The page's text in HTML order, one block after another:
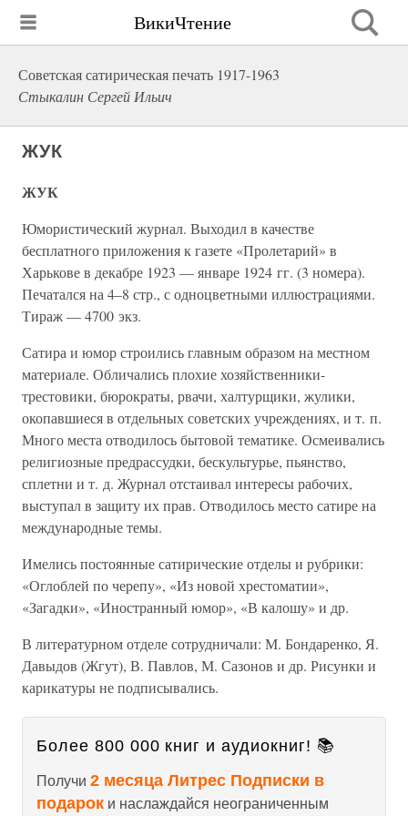
ВикиЧтение
Советская сатирическая печать 1917-1963
Стыкалин Сергей Ильич
ЖУК
ЖУК
Юмористический журнал. Выходил в качестве
бесплатного приложения к газете «Пролетарий» в
Харькове в декабре 1923 — январе 1924 гг. (3 номера).
Печатался на 4–8 стр., с одноцветными иллюстрациями.
Тираж — 4700 экз.
Сатира и юмор строились главным образом на местном
материале. Обличались плохие хозяйственники-
трестовики, бюрократы, рвачи, халтурщики, жулики,
окопавшиеся в отдельных советских учреждениях, и т. п.
Много места отводилось бытовой тематике. Осмеивались
религиозные предрассудки, бескультурье, пьянство,
сплетни и т. д. Журнал отстаивал интересы рабочих,
выступал в защиту их прав. Отводилось место сатире на
международные темы.
Имелись постоянные сатирические отделы и рубрики:
«Оглоблей по черепу», «Из новой хрестоматии»,
«Загадки», «Иностранный юмор», «В калошу» и др.
В литературном отделе сотрудничали: М. Бондаренко, Я.
Давыдов (Жгут), В. Павлов, М. Сазонов и др. Рисунки и
карикатуры не подписывались.
Более 800 000 книг и аудиокниг! 📚
Получи 2 месяца Литрес Подписки в
подарок и наслаждайся неограниченным